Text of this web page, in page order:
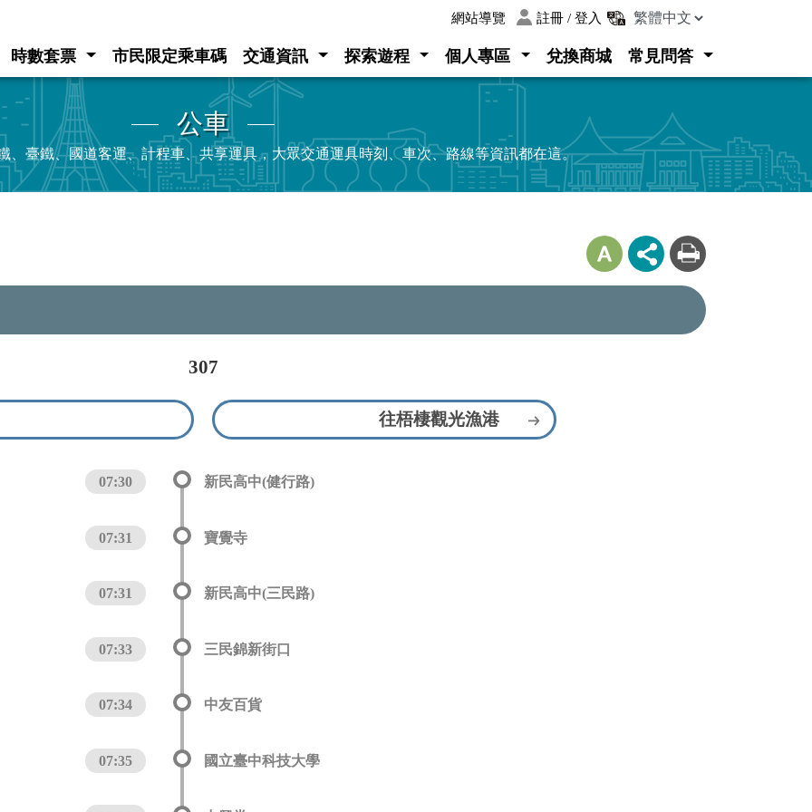
網站導覽 註冊 / 登入
時數套票 市民限定乘車碼 交通資訊 探索遊程 個人專區 兌換商城 常見問答
公車
、臺鐵、國道客運、計程車、共享運具，大眾交通運具時刻、車次、路線等資訊都在這。
307
往梧棲觀光漁港
07:30 新民高中(健行路)
07:31 寶覺寺
07:31 新民高中(三民路)
07:33 三民錦新街口
07:34 中友百貨
07:35 國立臺中科技大學